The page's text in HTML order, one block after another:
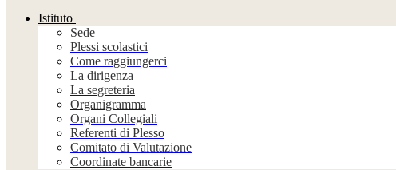
Istituto
Sede
Plessi scolastici
Come raggiungerci
La dirigenza
La segreteria
Organigramma
Organi Collegiali
Referenti di Plesso
Comitato di Valutazione
Coordinate bancarie